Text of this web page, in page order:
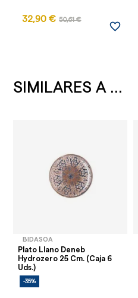
32,90 € 50,61 €
favorite_border
SIMILARES A ...
BIDASOA
Plato Llano Deneb
Hydrozero 25 Cm. (Caja 6
Uds.)
-35%